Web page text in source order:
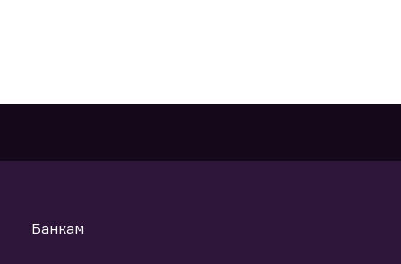
Банкам